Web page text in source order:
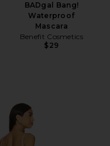
BADgal Bang!
Waterproof
Mascara
Benefit Cosmetics
$29